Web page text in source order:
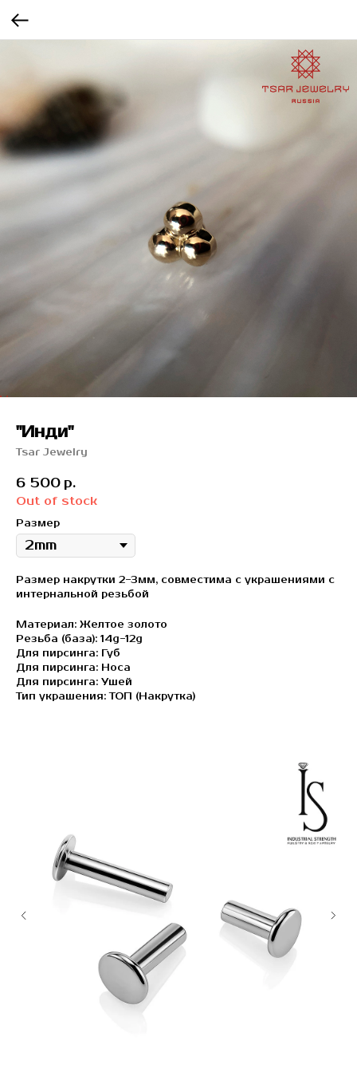
"Инди"
Tsar Jewelry
6 500 р.
Out of stock
Размер
Размер накрутки 2-3мм, совместима с украшениями с
интернальной резьбой
Материал: Желтое золото
Резьба (база): 14g-12g
Для пирсинга: Губ
Для пирсинга: Носа
Для пирсинга: Ушей
Тип украшения: ТОП (Накрутка)